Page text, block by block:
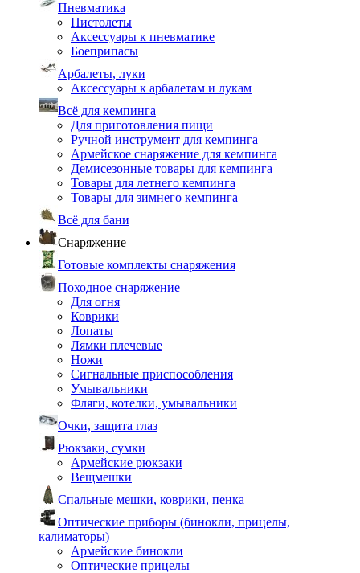
Пневматика
Пистолеты
Аксессуары к пневматике
Боеприпасы
Арбалеты, луки
Аксессуары к арбалетам и лукам
Всё для кемпинга
Для приготовления пищи
Ручной инструмент для кемпинга
Армейское снаряжение для кемпинга
Демисезонные товары для кемпинга
Товары для летнего кемпинга
Товары для зимнего кемпинга
Всё для бани
Снаряжение
Готовые комплекты снаряжения
Походное снаряжение
Для огня
Коврики
Лопаты
Лямки плечевые
Ножи
Сигнальные приспособления
Умывальники
Фляги, котелки, умывальники
Очки, защита глаз
Рюкзаки, сумки
Армейские рюкзаки
Вещмешки
Спальные мешки, коврики, пенка
Оптические приборы (бинокли, прицелы,
калиматоры)
Армейские бинокли
Оптические прицелы